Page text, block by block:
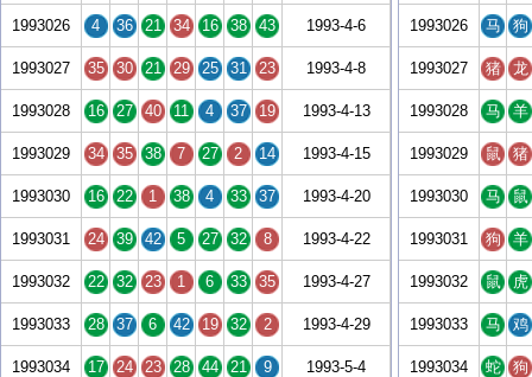
1993026 4 36 21 34 16 38 43 1993-4-6
1993027 35 30 21 29 25 31 23 1993-4-8
1993028 16 27 40 11 4 37 19 1993-4-13
1993029 34 35 38 7 27 2 14 1993-4-15
1993030 16 22 1 38 4 33 37 1993-4-20
1993031 24 39 42 5 27 32 8 1993-4-22
1993032 22 32 23 1 6 33 35 1993-4-27
1993033 28 37 6 42 19 32 2 1993-4-29
1993034 17 24 23 28 44 21 9 1993-5-4
1993026 马 狗
1993027 猪 龙
1993028 马 羊
1993029 鼠 猪
1993030 马 鼠
1993031 狗 羊
1993032 鼠 虎
1993033 马 鸡
1993034 蛇 狗